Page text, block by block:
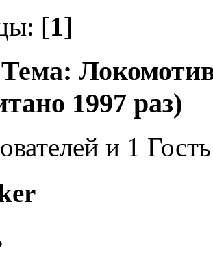
[1]
Тема:
1997 раз)
и 1